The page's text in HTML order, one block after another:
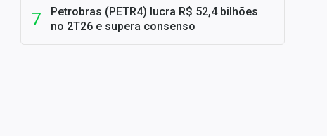
Petrobras (PETR4) lucra R$ 52,4 bilhões
no 2T26 e supera consenso